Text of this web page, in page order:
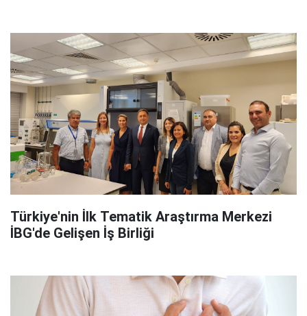
Türkiye'nin İlk Tematik Araştırma Merkezi
İBG'de Gelişen İş Birliği